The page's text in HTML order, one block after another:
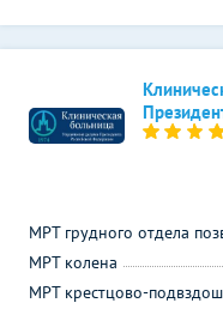
МРТ грудного отдела
МРТ колена
МРТ крестцово-